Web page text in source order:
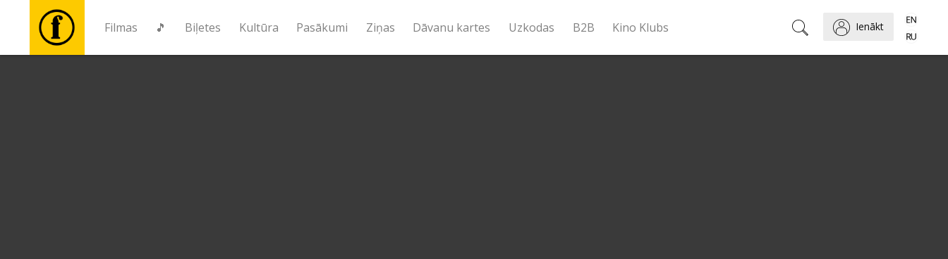
Filmas 🎵 Biļetes Kultūra Pasākumi Ziņas Dāvanu kartes Uzkodas B2B Kino Klubs Ienākt